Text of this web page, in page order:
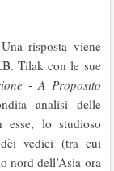
risposta viene
Tilak con le sue
- A Proposito
analisi delle
esse, lo studioso
vedici (tra cui
nord dell’Asia ora